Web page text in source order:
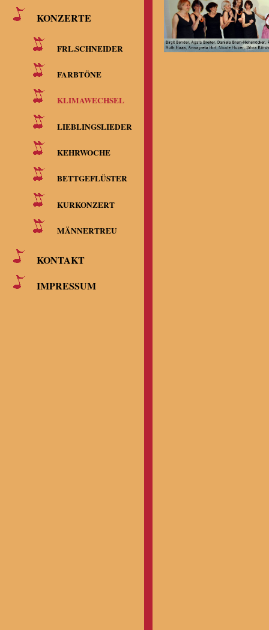
KONZERTE
FRL.SCHNEIDER
FARBTÖNE
KLIMAWECHSEL
LIEBLINGSLIEDER
KEHRWOCHE
BETTGEFLÜSTER
KURKONZERT
MÄNNERTREU
KONTAKT
IMPRESSUM